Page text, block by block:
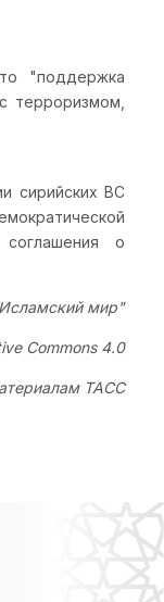
"поддержка
терроризмом,
сирийских ВС
о
мир"
Commons 4.0
ТАСС